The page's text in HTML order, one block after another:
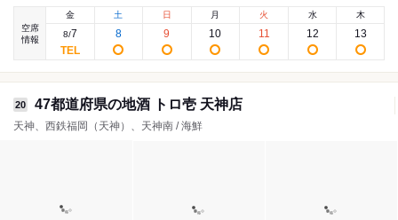
空席
情報
金
8/7
土
8
日
9
月
10
火
11
水
12
木
13
20 47都道府県の地酒 トロ壱 天神店
天神、西鉄福岡（天神）、天神南 / 海鮮